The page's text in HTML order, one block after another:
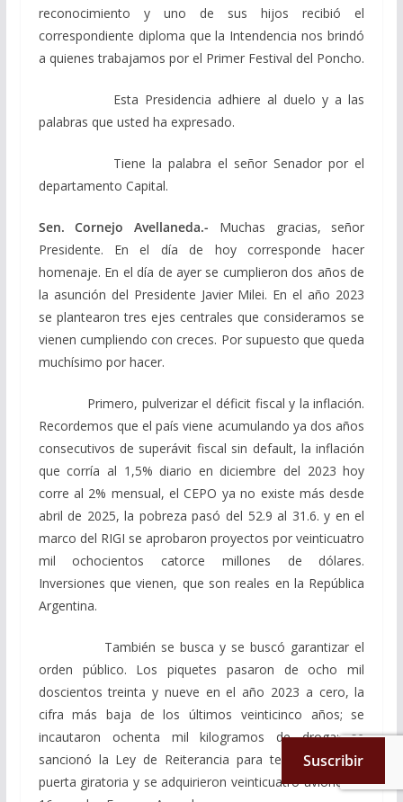
reconocimiento y uno de sus hijos recibió el
correspondiente diploma que la Intendencia nos brindó
a quienes trabajamos por el Primer Festival del Poncho.
Esta Presidencia adhiere al duelo y a las
palabras que usted ha expresado.
Tiene la palabra el señor Senador por el
departamento Capital.
Sen. Cornejo Avellaneda.- Muchas gracias, señor
Presidente. En el día de hoy corresponde hacer
homenaje. En el día de ayer se cumplieron dos años de
la asunción del Presidente Javier Milei. En el año 2023
se plantearon tres ejes centrales que consideramos se
vienen cumpliendo con creces. Por supuesto que queda
muchísimo por hacer.
Primero, pulverizar el déficit fiscal y la inflación.
Recordemos que el país viene acumulando ya dos años
consecutivos de superávit fiscal sin default, la inflación
que corría al 1,5% diario en diciembre del 2023 hoy
corre al 2% mensual, el CEPO ya no existe más desde
abril de 2025, la pobreza pasó del 52.9 al 31.6. y en el
marco del RIGI se aprobaron proyectos por veinticuatro
mil ochocientos catorce millones de dólares.
Inversiones que vienen, que son reales en la República
Argentina.
También se busca y se buscó garantizar el
orden público. Los piquetes pasaron de ocho mil
doscientos treinta y nueve en el año 2023 a cero, la
cifra más baja de los últimos veinticinco años; se
incautaron ochenta mil kilogramos de droga; se
sancionó la Ley de Reiterancia para terminar con la
puerta giratoria y se adquirieron veinticuatro aviones F-
Suscribir